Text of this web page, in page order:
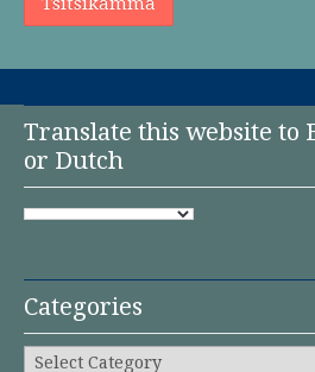
Translate this website to
or Dutch
Categories
Categories